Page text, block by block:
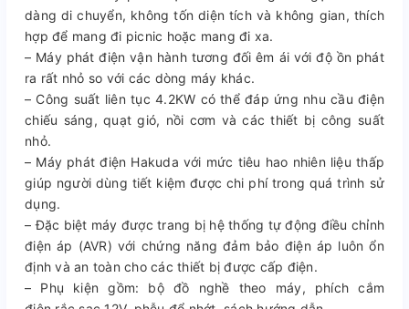
dàng di chuyển, không tốn diện tích và không gian, thích
hợp để mang đi picnic hoặc mang đi xa.
– Máy phát điện vận hành tương đối êm ái với độ ồn phát
ra rất nhỏ so với các dòng máy khác.
– Công suất liên tục 4.2KW có thể đáp ứng nhu cầu điện
chiếu sáng, quạt gió, nồi cơm và các thiết bị công suất
nhỏ.
– Máy phát điện Hakuda với mức tiêu hao nhiên liệu thấp
giúp người dùng tiết kiệm được chi phí trong quá trình sử
dụng.
– Đặc biệt máy được trang bị hệ thống tự động điều chỉnh
điện áp (AVR) với chứng năng đảm bảo điện áp luôn ổn
định và an toàn cho các thiết bị được cấp điện.
– Phụ kiện gồm: bộ đồ nghề theo máy, phích cắm